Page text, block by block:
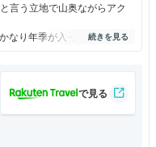
言う立地で山奥ながらアク
なり年季が入っていました。
容でした。